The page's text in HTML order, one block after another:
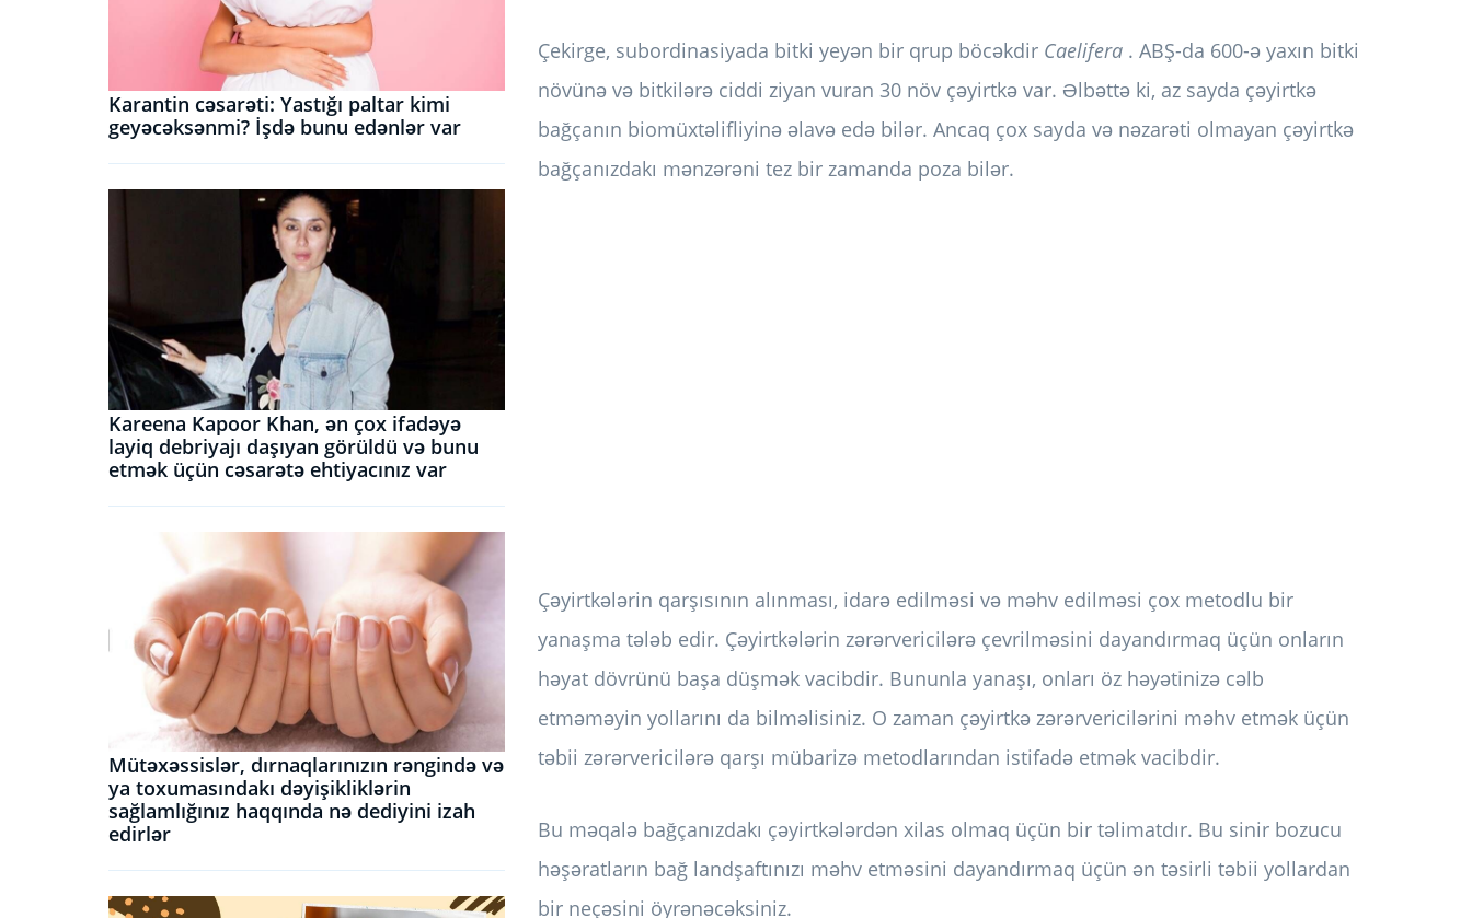
Karantin cəsarəti: Yastığı paltar kimi
geyəcəksənmi? İşdə bunu edənlər var
Kareena Kapoor Khan, ən çox ifadəyə
layiq debriyajı daşıyan görüldü və bunu
etmək üçün cəsarətə ehtiyacınız var
Mütəxəssislər, dırnaqlarınızın rəngində və
ya toxumasındakı dəyişikliklərin
sağlamlığınız haqqında nə dediyini izah
edirlər
Çekirge, subordinasiyada bitki yeyən bir qrup böcəkdir Caelifera . ABŞ-da 600-ə yaxın bitki
növünə və bitkilərə ciddi ziyan vuran 30 növ çəyirtkə var. Əlbəttə ki, az sayda çəyirtkə
bağçanın biomüxtəlifliyinə əlavə edə bilər. Ancaq çox sayda və nəzarəti olmayan çəyirtkə
bağçanızdakı mənzərəni tez bir zamanda poza bilər.
Çəyirtkələrin qarşısının alınması, idarə edilməsi və məhv edilməsi çox metodlu bir
yanaşma tələb edir. Çəyirtkələrin zərərvericilərə çevrilməsini dayandırmaq üçün onların
həyat dövrünü başa düşmək vacibdir. Bununla yanaşı, onları öz həyətinizə cəlb
etməməyin yollarını da bilməlisiniz. O zaman çəyirtkə zərərvericilərini məhv etmək üçün
təbii zərərvericilərə qarşı mübarizə metodlarından istifadə etmək vacibdir.
Bu məqalə bağçanızdakı çəyirtkələrdən xilas olmaq üçün bir təlimatdır. Bu sinir bozucu
həşəratların bağ landşaftınızı məhv etməsini dayandırmaq üçün ən təsirli təbii yollardan
bir neçəsini öyrənəcəksiniz.